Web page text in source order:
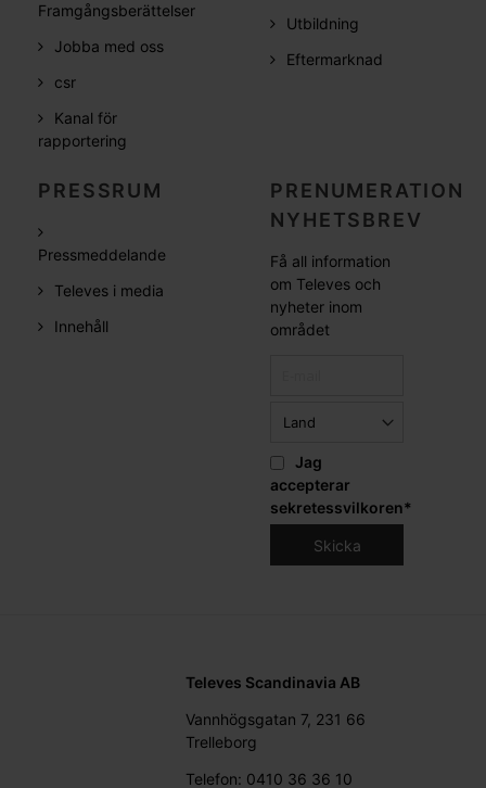
Framgångsberättelser
Jobba med oss
csr
Kanal för
rapportering
Utbildning
Eftermarknad
PRESSRUM
Pressmeddelande
Televes i media
Innehåll
PRENUMERATION
NYHETSBREV
Få all information
om Televes och
nyheter inom
området
Jag
accepterar
sekretessvilkoren*
Televes Scandinavia AB
Vannhögsgatan 7, 231 66
Trelleborg
Telefon: 0410 36 36 10